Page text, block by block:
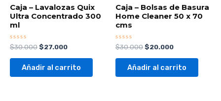
Caja – Lavalozas Quix
Ultra Concentrado 300
ml
Valorado
con
0
$30.000$27.000
Añadir al carrito
Caja – Bolsas de Basura
Home Cleaner 50 x 70
cms
Valorado
con
0
$30.000$20.000
Añadir al carrito